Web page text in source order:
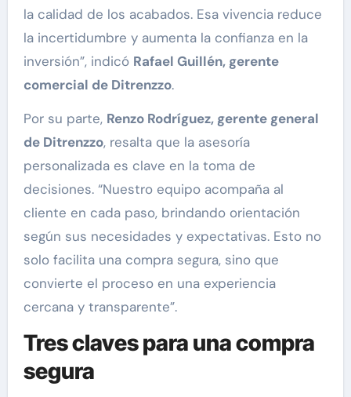
la calidad de los acabados. Esa vivencia reduce
la incertidumbre y aumenta la confianza en la
inversión”, indicó Rafael Guillén, gerente
comercial de Ditrenzzo.
Por su parte, Renzo Rodríguez, gerente general
de Ditrenzzo, resalta que la asesoría
personalizada es clave en la toma de
decisiones. “Nuestro equipo acompaña al
cliente en cada paso, brindando orientación
según sus necesidades y expectativas. Esto no
solo facilita una compra segura, sino que
convierte el proceso en una experiencia
cercana y transparente”.
Tres claves para una compra
segura